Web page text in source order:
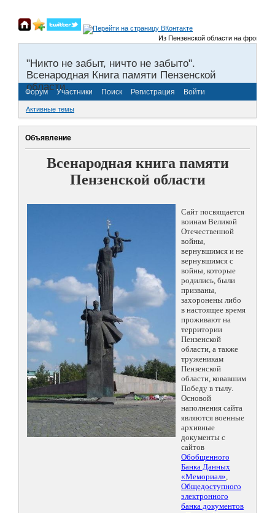
Из Пензенской области на фронты
"Никто не забыт, ничто не забыто".
Всенародная Книга памяти Пензенской
области.
Форум Участники Поиск Регистрация Войти
Активные темы
Объявление
Всенародная книга памяти
Пензенской области
Сайт посвящается
воинам Великой
Отечественной
войны,
вернувшимся и не
вернувшимся с
войны, которые
родились, были
призваны,
захоронены либо
в настоящее время
проживают на
территории
Пензенской
области, а также
труженикам
Пензенской
области, ковавшим
Победу в тылу.
Основой
наполнения сайта
являются военные
архивные
документы с
сайтов
Обобщенного
Банка Данных
«Мемориал»,
Общедоступного
электронного
банка документов